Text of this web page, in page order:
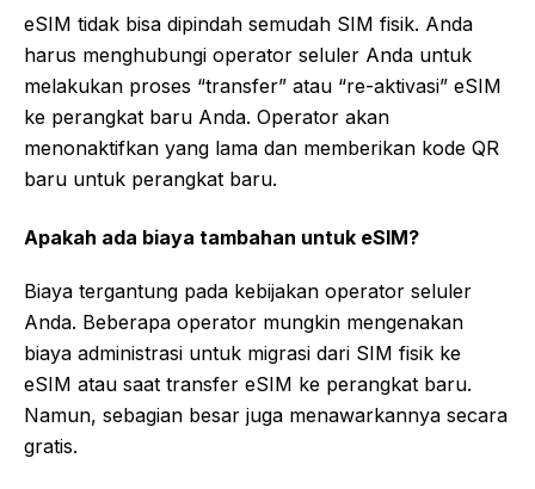
eSIM tidak bisa dipindah semudah SIM fisik. Anda
harus menghubungi operator seluler Anda untuk
melakukan proses “transfer” atau “re-aktivasi” eSIM
ke perangkat baru Anda. Operator akan
menonaktifkan yang lama dan memberikan kode QR
baru untuk perangkat baru.
Apakah ada biaya tambahan untuk eSIM?
Biaya tergantung pada kebijakan operator seluler
Anda. Beberapa operator mungkin mengenakan
biaya administrasi untuk migrasi dari SIM fisik ke
eSIM atau saat transfer eSIM ke perangkat baru.
Namun, sebagian besar juga menawarkannya secara
gratis.